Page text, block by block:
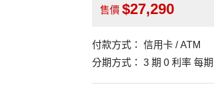
售價 27,290
付款方式：
信用卡 / ATM
分期方式：
3 期 0 利率 每